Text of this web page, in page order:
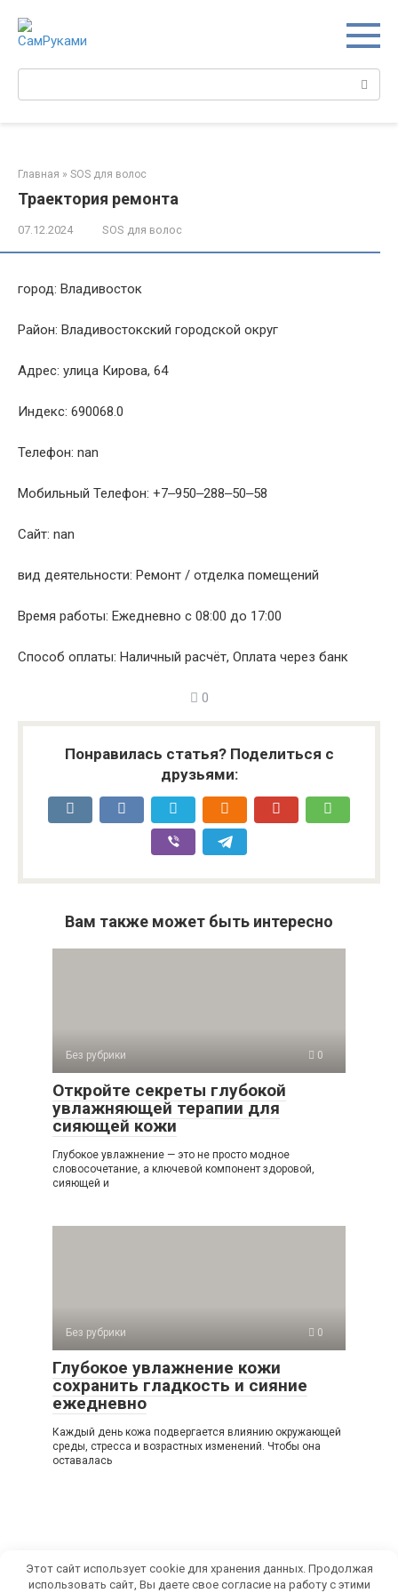
контенту
Главная » SOS для волос
Траектория ремонта
07.12.2024 SOS для волос
город: Владивосток
Район: Владивостокский городской округ
Адрес: улица Кирова, 64
Индекс: 690068.0
Телефон: nan
Мобильный Телефон: +7‒950‒288‒50‒58
Сайт: nan
вид деятельности: Ремонт / отделка помещений
Время работы: Ежедневно с 08:00 до 17:00
Способ оплаты: Наличный расчёт, Оплата через банк
0
Понравилась статья? Поделиться с
друзьями:
Вам также может быть интересно
Без рубрики 0
Откройте секреты глубокой
увлажняющей терапии для
сияющей кожи
Глубокое увлажнение — это не просто модное
словосочетание, а ключевой компонент здоровой,
сияющей и
Без рубрики 0
Глубокое увлажнение кожи
сохранить гладкость и сияние
ежедневно
Каждый день кожа подвергается влиянию окружающей
среды, стресса и возрастных изменений. Чтобы она
оставалась
Этот сайт использует cookie для хранения данных. Продолжая
использовать сайт, Вы даете свое согласие на работу с этими